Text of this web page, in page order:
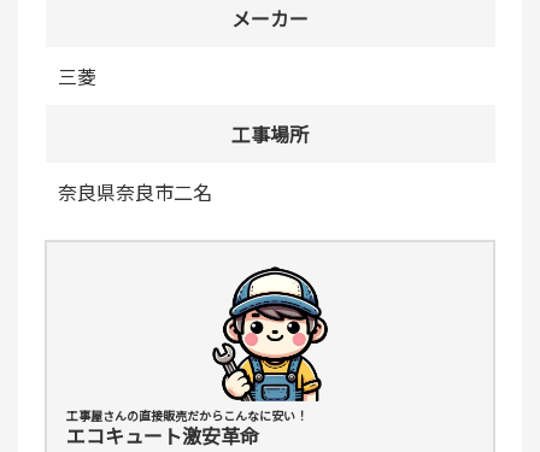
メーカー
三菱
工事場所
奈良県奈良市二名
工事屋さんの直接販売だからこんなに安い！
エコキュート激安革命